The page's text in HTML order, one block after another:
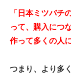
「日本ミツバチ
って、購入につ
作って多くの人
つまり、より多